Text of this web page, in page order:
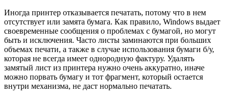
Иногда принтер отказывается печатать, потому что в нем
отсутствует или замята бумага. Как правило, Windows выдает
своевременные сообщения о проблемах с бумагой, но могут
быть и исключения. Часто листы заминаются при больших
объемах печати, а также в случае использования бумаги б/у,
которая не всегда имеет однородную фактуру. Удалять
замятый лист из принтера нужно очень аккуратно, иначе
можно порвать бумагу и тот фрагмент, который остается
внутри механизма, не даст нормально печатать.